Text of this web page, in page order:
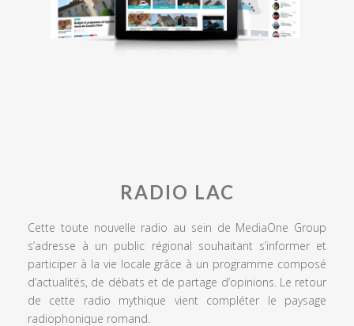
RADIO LAC
Cette toute nouvelle radio au sein de MediaOne Group
s’adresse à un public régional souhaitant s’informer et
participer à la vie locale grâce à un programme composé
d’actualités, de débats et de partage d’opinions. Le retour
de cette radio mythique vient compléter le paysage
radiophonique romand.